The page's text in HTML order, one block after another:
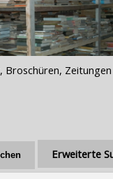
Erweiterte